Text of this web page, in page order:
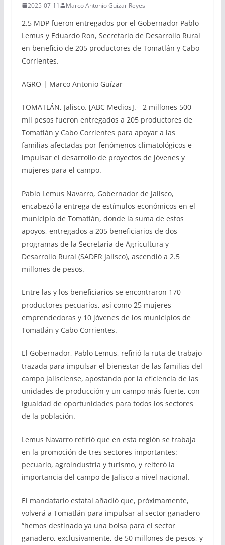
2025-07-11 Marco Antonio Guizar Reyes
2.5 MDP fueron entregados por el Gobernador Pablo
Lemus y Eduardo Ron, Secretario de Desarrollo Rural
en beneficio de 205 productores de Tomatlán y Cabo
Corrientes.
AGRO | Marco Antonio Guízar
TOMATLÁN, Jalisco. [ABC Medios].- 2 millones 500
mil pesos fueron entregados a 205 productores de
Tomatlán y Cabo Corrientes para apoyar a las
familias afectadas por fenómenos climatológicos e
impulsar el desarrollo de proyectos de jóvenes y
mujeres para el campo.
Pablo Lemus Navarro, Gobernador de Jalisco,
encabezó la entrega de estímulos económicos en el
municipio de Tomatlán, donde la suma de estos
apoyos, entregados a 205 beneficiarios de dos
programas de la Secretaría de Agricultura y
Desarrollo Rural (SADER Jalisco), ascendió a 2.5
millones de pesos.
Entre las y los beneficiarios se encontraron 170
productores pecuarios, así como 25 mujeres
emprendedoras y 10 jóvenes de los municipios de
Tomatlán y Cabo Corrientes.
El Gobernador, Pablo Lemus, refirió la ruta de trabajo
trazada para impulsar el bienestar de las familias del
campo jalisciense, apostando por la eficiencia de las
unidades de producción y un campo más fuerte, con
igualdad de oportunidades para todos los sectores
de la población.
Lemus Navarro refirió que en esta región se trabaja
en la promoción de tres sectores importantes:
pecuario, agroindustria y turismo, y reiteró la
importancia del campo de Jalisco a nivel nacional.
El mandatario estatal añadió que, próximamente,
volverá a Tomatlán para impulsar al sector ganadero
“hemos destinado ya una bolsa para el sector
ganadero, exclusivamente, de 50 millones de pesos, y